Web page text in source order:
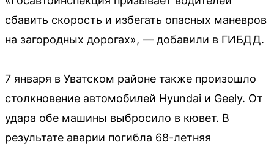
сбавить скорость и избегать опасных маневров
на загородных дорогах», — добавили в ГИБДД.
7 января в Уватском районе также произошло
столкновение автомобилей Hyundai и Geely. От
удара обе машины выбросило в кювет. В
результате аварии погибла 68-летняя